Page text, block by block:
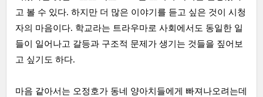
고 볼 수 있다. 하지만 더 많은 이야기를 듣고 싶은 것이 시청
자의 마음이다. 학교라는 트라우마로 사회에서도 동일한 일
들이 일어나고 갈등과 구조적 문제가 생기는 것들을 짚어보
고 싶기도 하다.
마음 같아서는 오정호가 동네 양아치들에게 빠져나오려는데